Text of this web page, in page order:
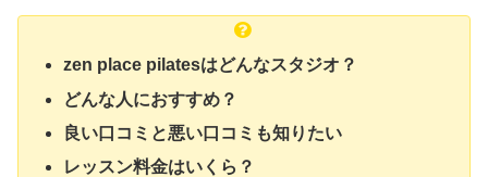
zen place pilatesはどんなスタジオ？
どんな人におすすめ？
良い口コミと悪い口コミも知りたい
レッスン料金はいくら？